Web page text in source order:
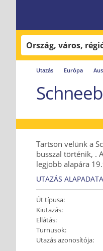
Utazás Európa
Tartson velünk a
busszal történik, .
legjobb alapára
UTAZÁS
Út típusa:
Kiutazás:
Ellátás:
Turnusok:
Utazás azonosítója: